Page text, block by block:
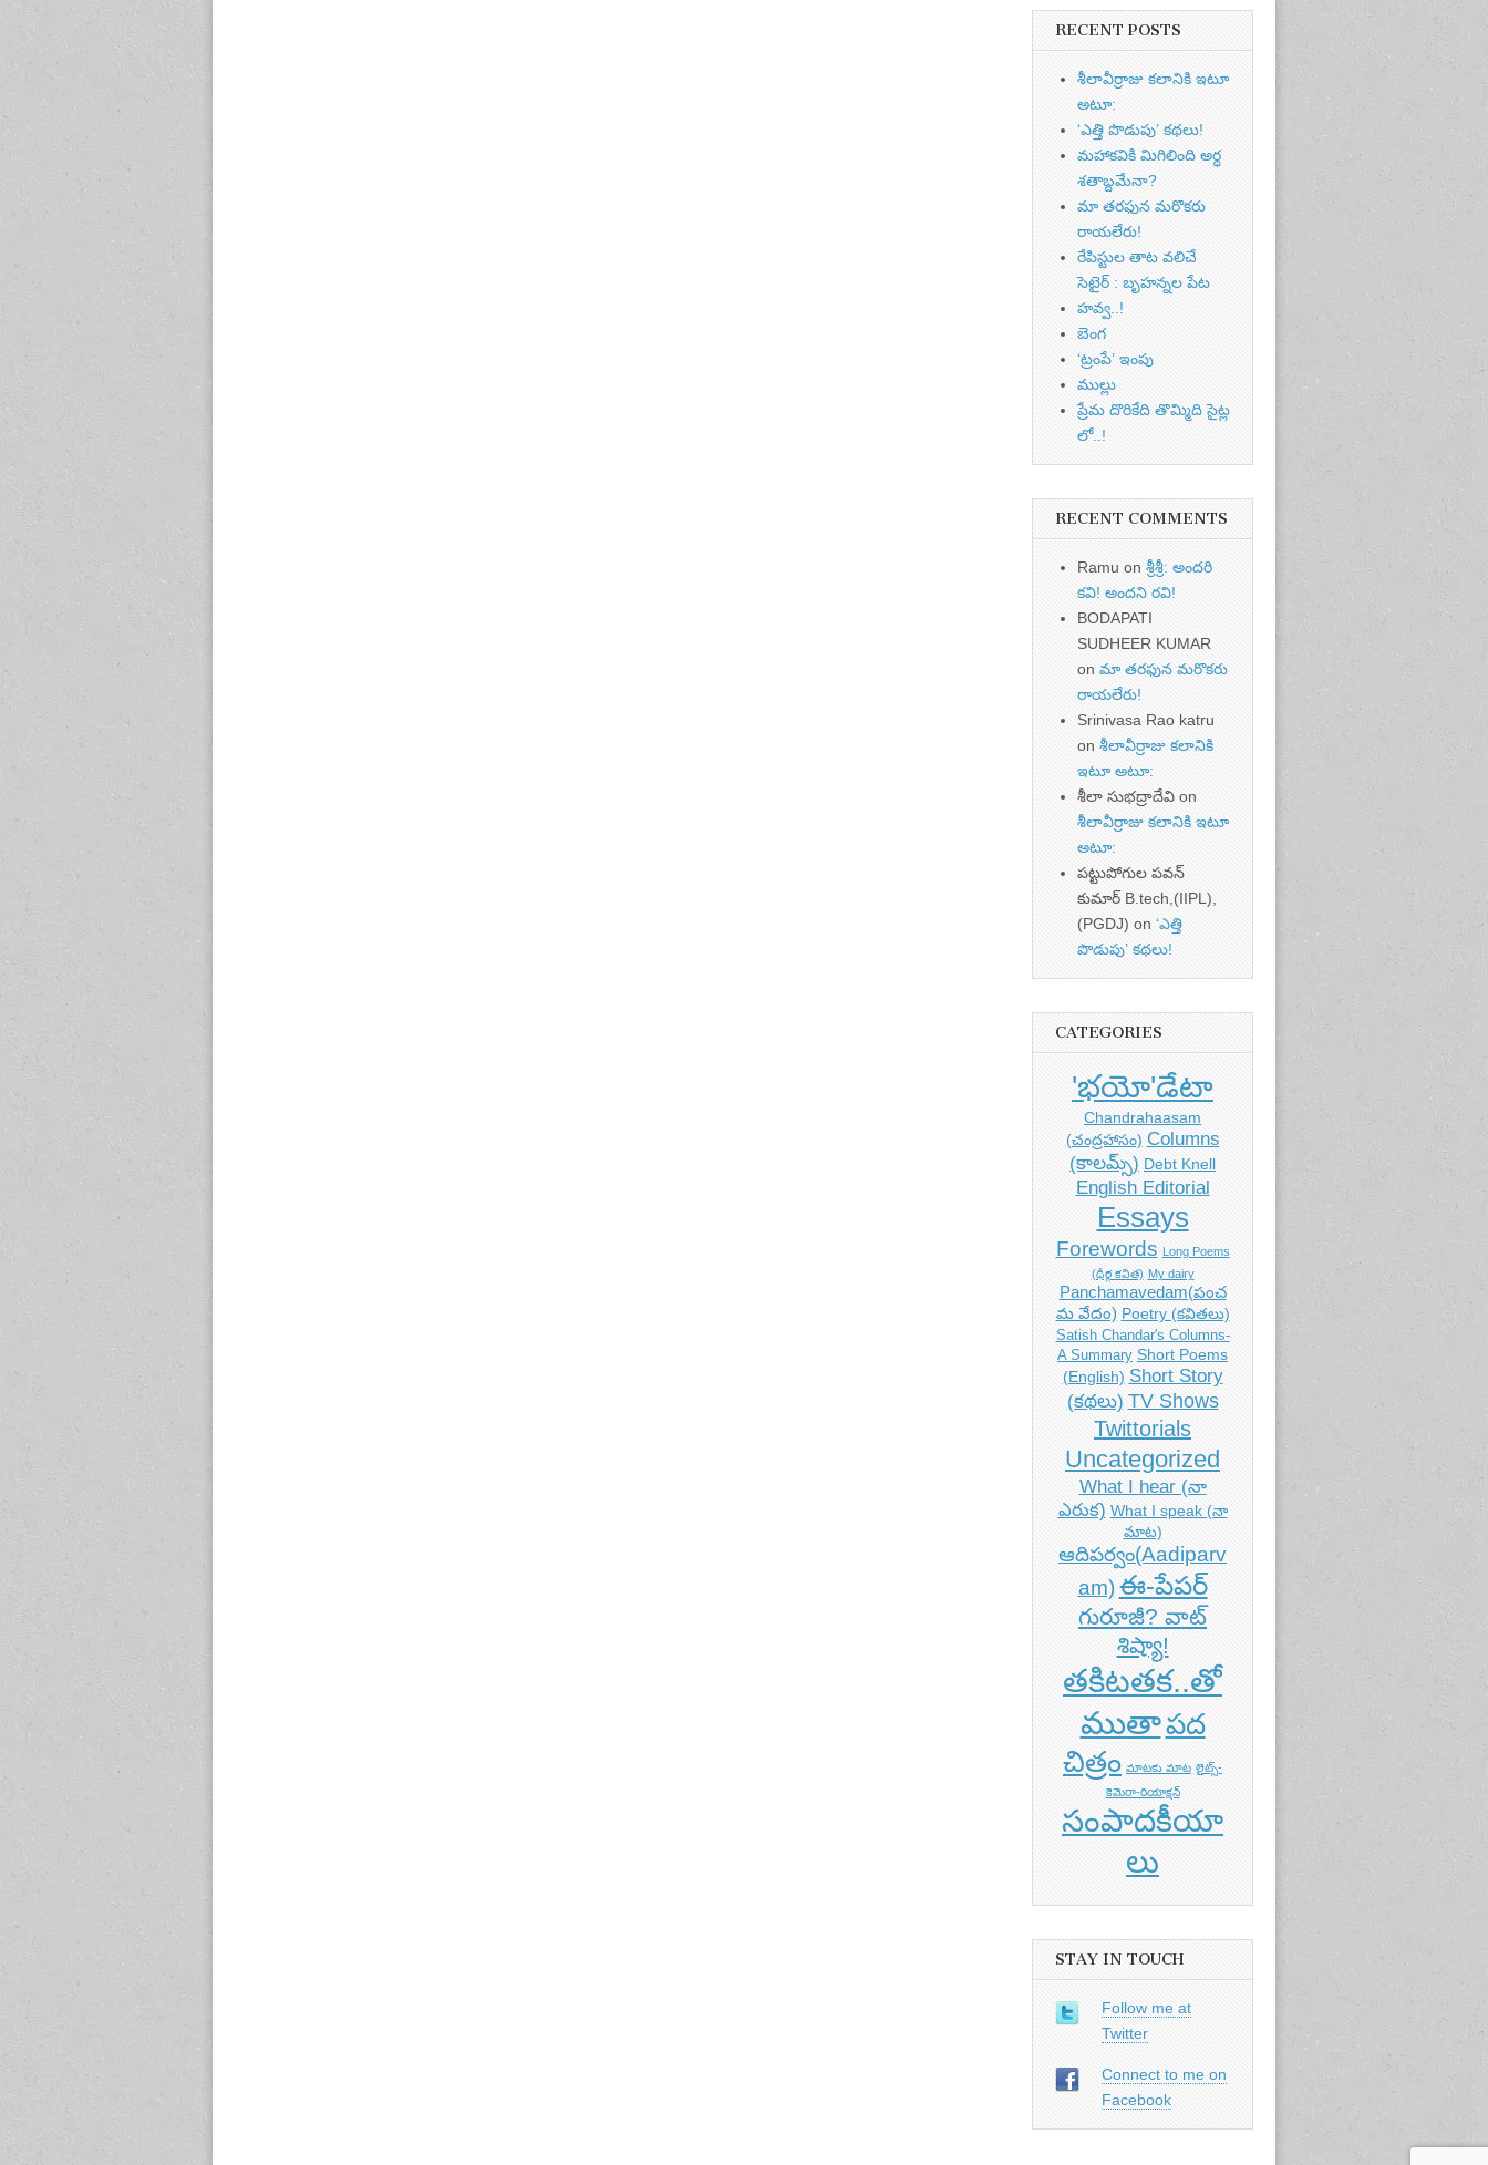
RECENT POSTS
శీలావీర్రాజు కలానికి ఇటూ
అటూ:
‘ఎత్తి పొడుపు’ కథలు!
మహాకవికి మిగిలింది అర్ధ
శతాబ్దమేనా?
మా తరఫున మరొకరు
రాయలేరు!
రేపిస్టుల తాట వలిచే
సెటైర్ : బృహన్నల పేట
హవ్వ..!
బెంగ
‘ట్రంపే’ ఇంపు
ముల్లు
ప్రేమ దొరికేది తొమ్మిది సైట్ల
లో..!
RECENT COMMENTS
Ramu on శ్రీశ్రీ: అందరి
కవి! అందని రవి!
BODAPATI
SUDHEER KUMAR
on మా తరఫున మరొకరు
రాయలేరు!
Srinivasa Rao katru
on శీలావీర్రాజు కలానికి
ఇటూ అటూ:
శీలా సుభద్రాదేవి on
శీలావీర్రాజు కలానికి ఇటూ
అటూ:
పట్టుపోగుల పవన్
కుమార్ B.tech,(IIPL),
(PGDJ) on ‘ఎత్తి
పొడుపు’ కథలు!
CATEGORIES
'భయో'డేటా
Chandrahaasam
(చంద్రహాసం) Columns
(కాలమ్స్) Debt Knell
English Editorial
Essays
Forewords Long Poems
(ధీర్గ కవిత) My dairy
Panchamavedam(పంచ
మ వేదం) Poetry (కవితలు)
Satish Chandar's Columns-
A Summary Short Poems
(English) Short Story
(కథలు) TV Shows
Twittorials
Uncategorized
What I hear (నా
ఎరుక) What I speak (నా
మాట)
ఆదిపర్వం(Aadiparv
am) ఈ-పేపర్
గురూజీ? వాట్
శిష్యా!
తకిటతక..తో
ముతాపద
చిత్రం మాటకు మాట లైట్స్-
కెమెరా-రియాక్షన్
సంపాదకీయా
లు
STAY IN TOUCH
Follow me at
Twitter
Connect to me on
Facebook